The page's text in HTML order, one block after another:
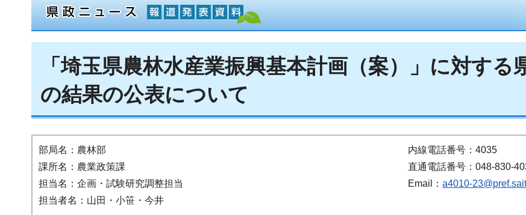
「埼玉県農林水産業振興基本計画（案）」に対する
の結果の公表について
部局名：農林部
課所名：農業政策課
担当名：企画・試験研究調整担当
担当者名：山田・小笹・今井
内線電話番号：4035
直通電話番号：048-830-
Email：a4010-